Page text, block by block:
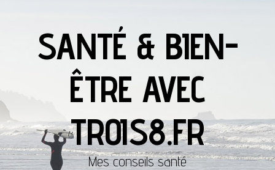
SANTÉ & BIEN-
ÊTRE AVEC
TROIS8.FR
Mes conseils santé